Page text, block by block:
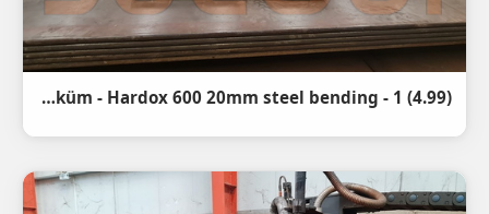
(4.99) Hardox 600 20mm Abkant Büküm - Hardox 600 20mm steel bending - 1